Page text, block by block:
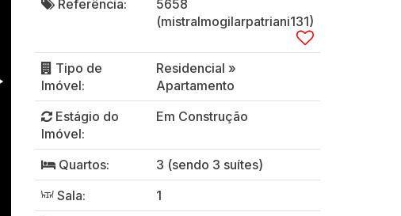
Referência:
5658
(mistralmogilarpatriani131)
Tipo de
Imóvel:
Residencial »
Apartamento
Estágio do
Imóvel:
Em Construção
Quartos:
3 (sendo 3 suítes)
Sala:
1